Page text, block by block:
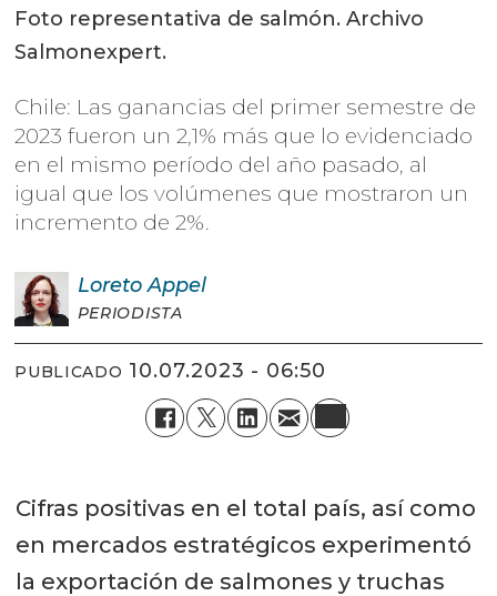
Foto representativa de salmón. Archivo
Salmonexpert.
Chile: Las ganancias del primer semestre de
2023 fueron un 2,1% más que lo evidenciado
en el mismo período del año pasado, al
igual que los volúmenes que mostraron un
incremento de 2%.
Loreto Appel
PERIODISTA
PUBLICADO 10.07.2023 - 06:50
Cifras positivas en el total país, así como
en mercados estratégicos experimentó
la exportación de salmones y truchas